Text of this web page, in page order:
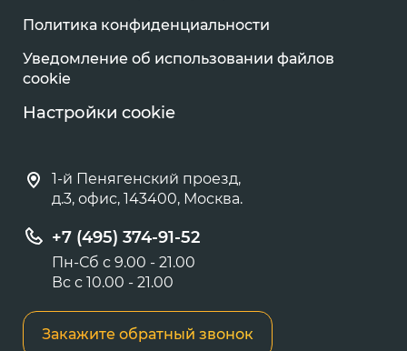
Политика конфиденциальности
Уведомление об использовании файлов
cookie
Настройки cookie
1-й Пенягенский проезд,
д.3, офис, 143400, Москва.
+7 (495) 374-91-52
Пн-Сб с 9.00 - 21.00
Вс с 10.00 - 21.00
Закажите обратный звонок